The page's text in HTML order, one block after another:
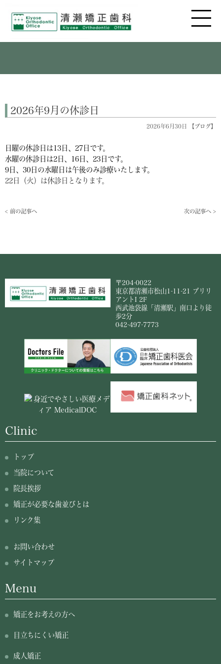
2026年9月の休診日
2026年6月30日 【 ブログ】
日曜の休診日は13 日、27日です。
水曜の休診日は2 日、16日、23日です。
9日、30日の水曜日は午後のみ診療いたします。
22日（火）は休診日となります。
< 前の記事へ 次の記事へ >
〒204-0022
東京都清瀬市松山1-11-21 ブリリ
アントI 2F
西武池袋線「清瀬駅」南口より徒
歩2分
042-497-7773
Clinic
トップ
当院について
院長挨拶
矯正が必要な歯並びとは
リンク集
お問い合わせ
サイトマップ
Menu
矯正をお考えの方へ
目立ちにくい矯正
成人矯正